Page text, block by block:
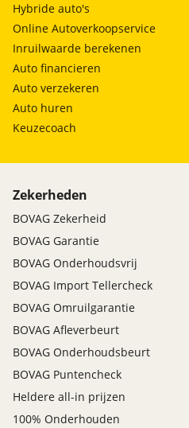
Hybride auto's
Online Autoverkoopservice
Inruilwaarde berekenen
Auto financieren
Auto verzekeren
Auto huren
Keuzecoach
Zekerheden
BOVAG Zekerheid
BOVAG Garantie
BOVAG Onderhoudsvrij
BOVAG Import Tellercheck
BOVAG Omruilgarantie
BOVAG Afleverbeurt
BOVAG Onderhoudsbeurt
BOVAG Puntencheck
Heldere all-in prijzen
100% Onderhouden